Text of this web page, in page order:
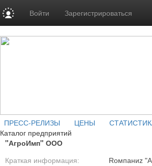
Войти Зарегистрироваться
ПРЕСС-РЕЛИЗЫ ЦЕНЫ
Каталог предприятий
"АгроИмп" ООО
Краткая информация:
Rомпаниz